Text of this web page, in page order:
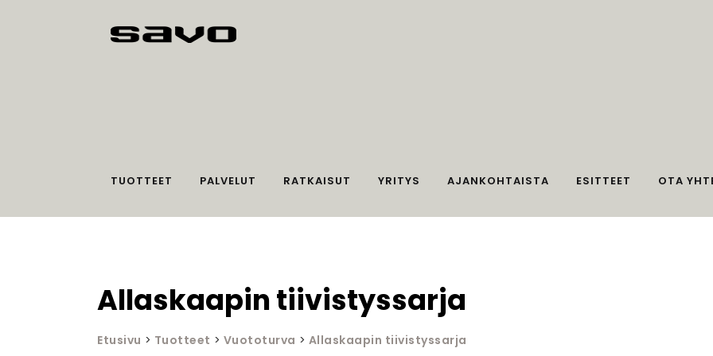
TUOTTEET PALVELUT RATKAISUT YRITYS AJANKOHTAISTA ESITTEET OTA
Allaskaapin tiivistyssarja
Etusivu > Tuotteet > Vuototurva > Allaskaapin tiivistyssarja